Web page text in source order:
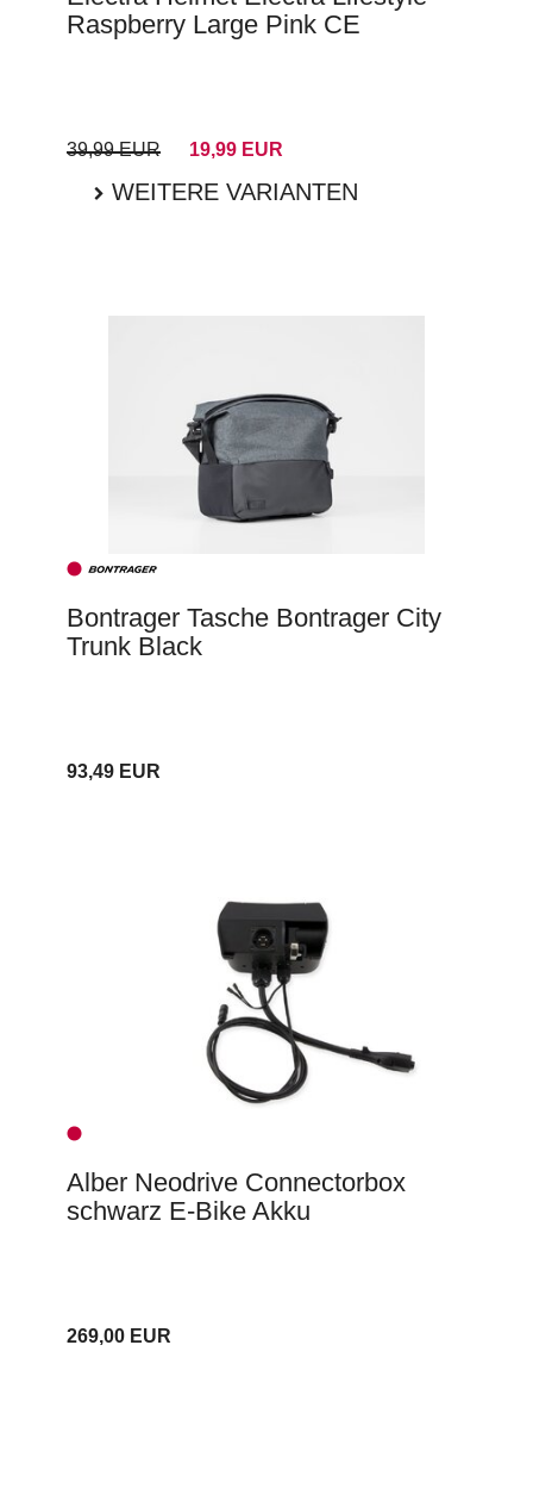
Raspberry Large Pink CE
39,99 EUR 19,99 EUR
WEITERE VARIANTEN
Bontrager Tasche Bontrager City
Trunk Black
93,49 EUR
Alber Neodrive Connectorbox
schwarz E-Bike Akku
269,00 EUR